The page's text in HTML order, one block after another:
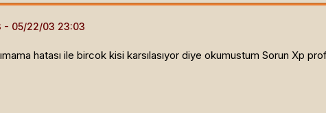
hatası ile bircok kisi karsılasıyor diye okumustum Sorun Xp